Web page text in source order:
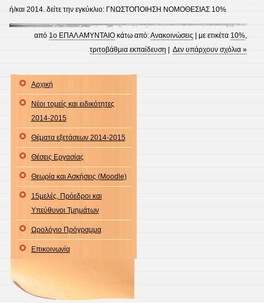
ή/και 2014. δείτε την εγκύκλιο: ΓΝΩΣΤΟΠΟΙΗΣΗ ΝΟΜΟΘΕΣΙΑΣ 10%
από1ο ΕΠΑΛ ΑΜΥΝΤΑΙΟ κάτω από:Ανακοινώσεις | με ετικέτα10%,
τριτοβάθμια εκπαίδευση |Δεν υπάρχουν σχόλια »
Αρχική
Νέοι τομείς και ειδικότητες
2014-2015
Θέματα εξετάσεων 2014-2015
Θέσεις Εργασίας
Θεωρία και Ασκήσεις (Moodle)
15μελές, Πρόεδροι και
Υπεύθυνοι Τμημάτων
Ωρολόγιο Πρόγραμμα
Επικοινωνία